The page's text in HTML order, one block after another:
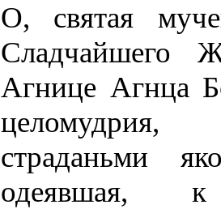
О, святая
Сладчайшего
Агнице Агнца
целомудрия,
страданьми
одеявшая,